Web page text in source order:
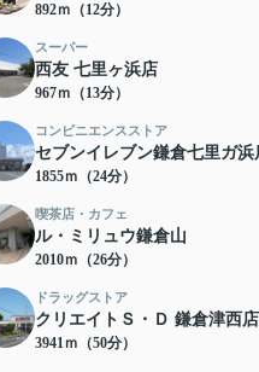
892ｍ（12分）
スーパー
西友 七里ヶ浜店
967ｍ（13分）
コンビニエンスストア
セブンイレブン鎌倉七里ガ浜
1855ｍ（24分）
喫茶店・カフェ
ル・ミリュウ鎌倉山
2010ｍ（26分）
ドラッグストア
クリエイトＳ・Ｄ 鎌倉津西店
3941ｍ（50分）